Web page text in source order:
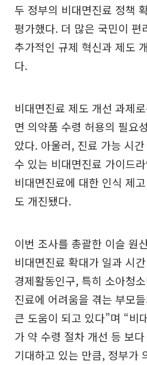
두 정부의 비대면진료 정책
평가했다. 더 많은 국민이 편
추가적인 규제 혁신과 제도
다.
비대면진료 제도 개선 과제
면 의약품 수령 허용의 필요
았다. 아울러, 진료 가능 시
수 있는 비대면진료 가이드
비대면진료에 대한 인식 제
도 개진됐다.
이번 조사를 총괄한 이슬 원
비대면진료 확대가 일과 시
경제활동인구, 특히 소아청
진료에 어려움을 겪는 부모
큰 도움이 되고 있다”며 “비
가 약 수령 절차 개선 등 보
기대하고 있는 만큼, 정부가